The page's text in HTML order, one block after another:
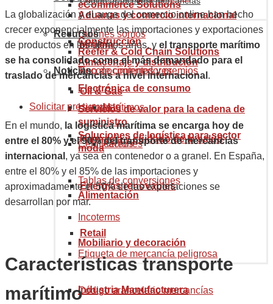
Minería
Oil & Gas
Farmacia y cuidado de la salud
Energías renovables
Retail
Aduanas y comercio internacional
Almacenaje y distribución
Servicios de valor para la cadena de
suministro
eCommerce Solutions
Reefer & Cold Chain Solutions
Construcción
Electrónica de consumo
Soluciones de logística para sector
moda
Alimentación
Mobiliario y decoración
Industria Manufacturera
Quiénes somos
Reconocimientos y premios
Historia
Certificaciones
Recursos
Tipo de contenedores
Marítimos
Aéreos
Tablas de conversiones
Incoterms
Etiqueta de mercancía peligrosa
Código arancelario mercancías
Noticias
Solicitar presupuesto
La globalización y el auge del comercio online han hecho
crecer exponencialmente las importaciones y exportaciones
de productos en los últimos años, y el transporte marítimo
se ha consolidado como el más demandado para el
traslado de mercancías a nivel internacional .
En el mundo, la logística marítima se encarga hoy de
entre el 80% y el 90% del transporte de mercancías
internacional , ya sea en contenedor o a granel. En España,
entre el 80% y el 85% de las importaciones y
aproximadamente el 50% de las exportaciones se
desarrollan por mar.
Características transporte
marítimo​